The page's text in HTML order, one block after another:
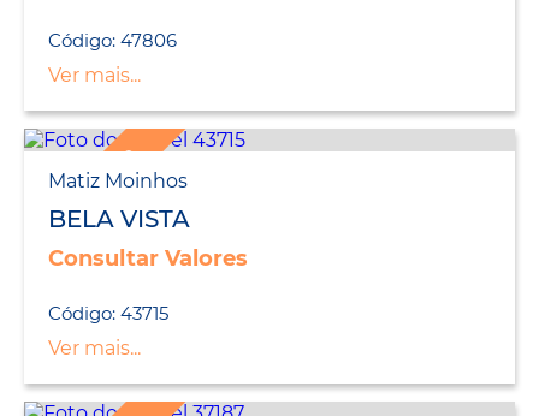
Código: 47806
Ver mais...
LANÇAMENTO
Matiz Moinhos
BELA VISTA
Consultar Valores
Código: 43715
Ver mais...